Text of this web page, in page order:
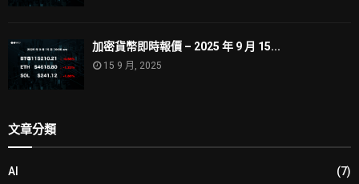
加密貨幣即時報價 – 2025 年 9 月 15...
15 9 月, 2025
文章分類
AI
(7)